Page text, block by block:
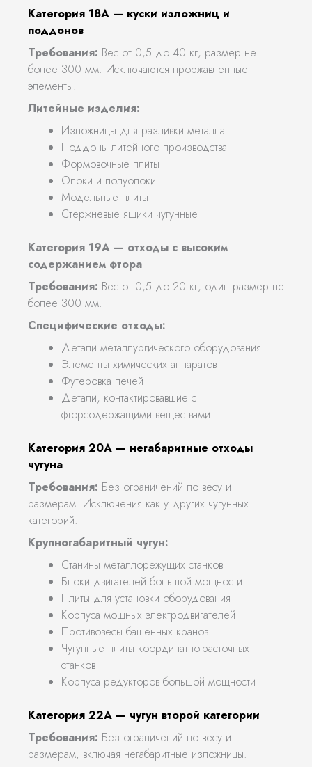
Категория 18А — куски изложниц и
поддонов
Требования: Вес от 0,5 до 40 кг, размер не
более 300 мм. Исключаются проржавленные
элементы.
Литейные изделия:
Изложницы для разливки металла
Поддоны литейного производства
Формовочные плиты
Опоки и полуопоки
Модельные плиты
Стержневые ящики чугунные
Категория 19А — отходы с высоким
содержанием фтора
Требования: Вес от 0,5 до 20 кг, один размер не
более 300 мм.
Специфические отходы:
Детали металлургического оборудования
Элементы химических аппаратов
Футеровка печей
Детали, контактировавшие с
фторсодержащими веществами
Категория 20А — негабаритные отходы
чугуна
Требования: Без ограничений по весу и
размерам. Исключения как у других чугунных
категорий.
Крупногабаритный чугун:
Станины металлорежущих станков
Блоки двигателей большой мощности
Плиты для установки оборудования
Корпуса мощных электродвигателей
Противовесы башенных кранов
Чугунные плиты координатно-расточных
станков
Корпуса редукторов большой мощности
Категория 22А — чугун второй категории
Требования: Без ограничений по весу и
размерам, включая негабаритные изложницы.